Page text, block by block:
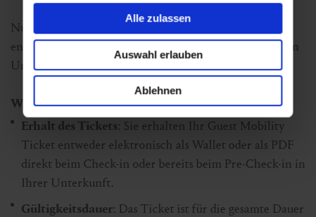
Alle zulassen
Auswahl erlauben
Ablehnen
Nutzen Sie die Vorteile und erleben Sie einen
entspannten, kosteneffizienten und umweltfreundlichen
Urlaub in Gastein.
Wichtige Informationen zum Guest Mobility Ticket:
Erhalt des Tickets: Sie erhalten Ihr Guest Mobility
Ticket entweder elektronisch als Wallet oder als PDF
direkt beim Check-in oder bereits beim Pre-Check-in in
Ihrer Unterkunft.
Gültigkeitsdauer: Das Ticket ist für die gesamte Dauer